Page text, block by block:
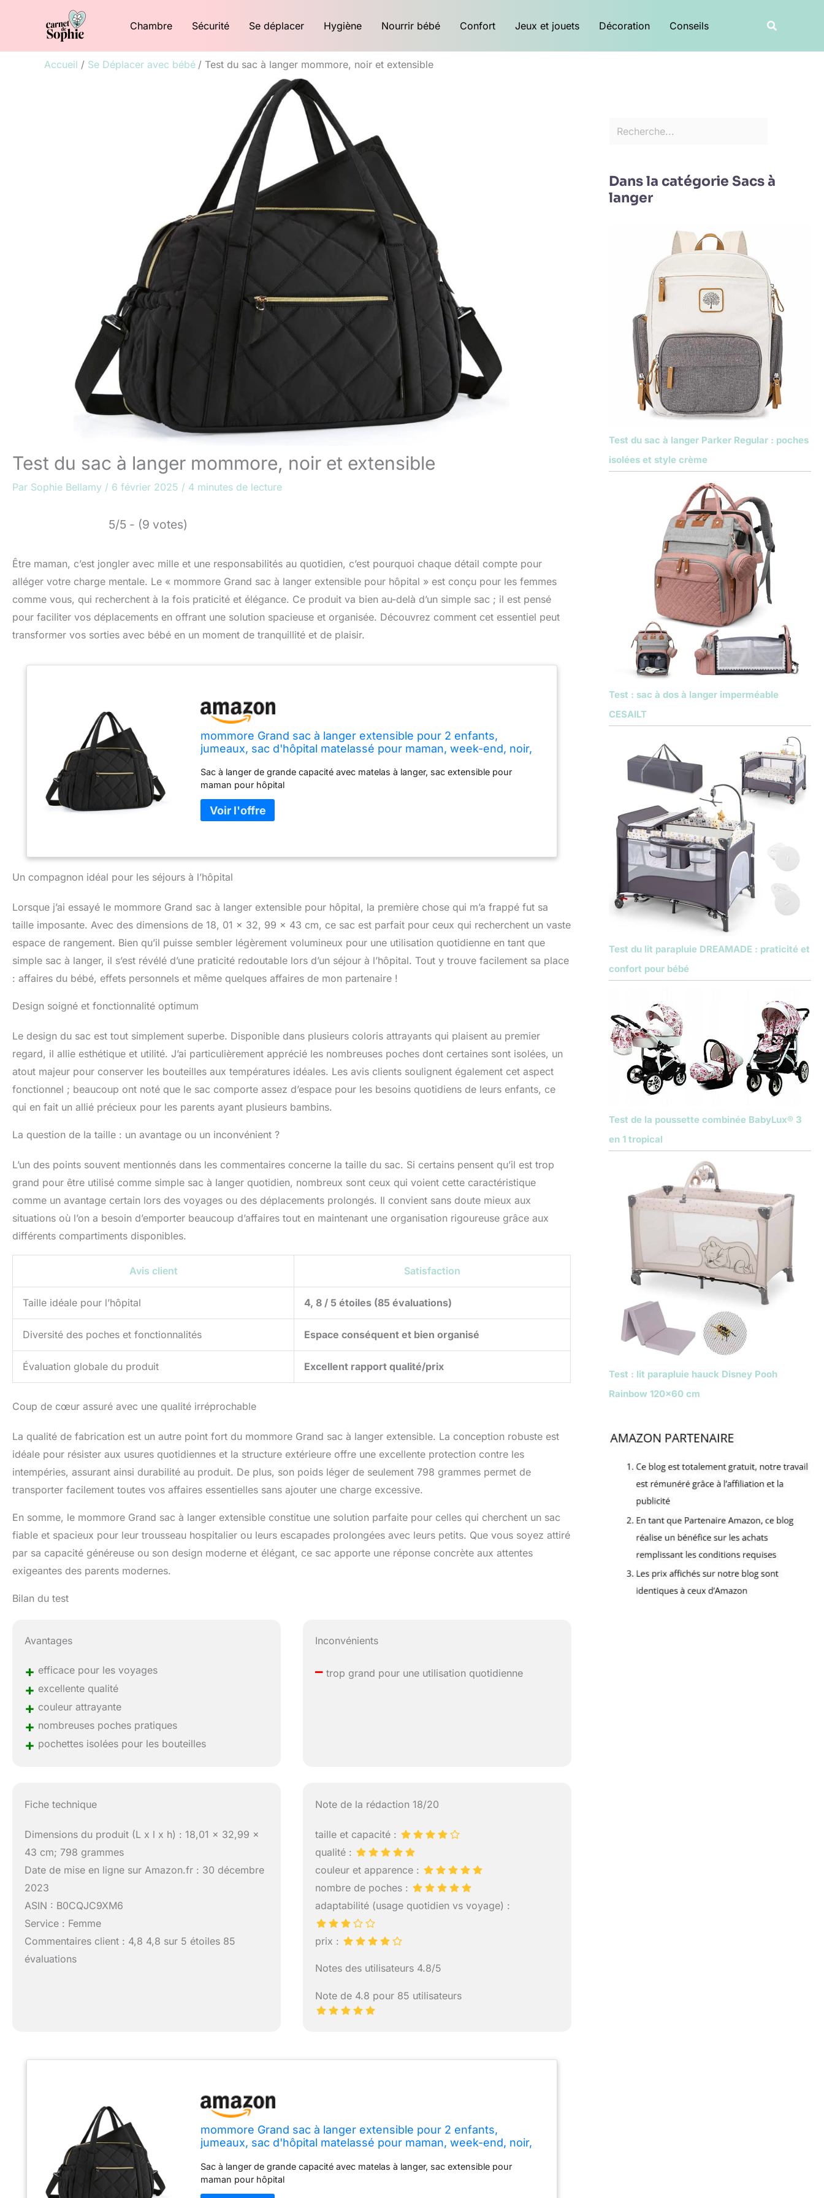
Chambre Sécurité Se déplacer Hygiène Nourrir bébé Confort Jeux et jouets Décoration Conseils
Accueil Se Déplacer avec bébé Test du sac à langer mommore, noir et extensible
Test du sac à langer mommore, noir et extensible
Par Sophie Bellamy / 6 février 2025 / 4 minutes de lecture
5/5 - (9 votes)
Être maman, c’est jongler avec mille et une responsabilités au quotidien, c’est pourquoi chaque détail compte pour
alléger votre charge mentale. Le « mommore Grand sac à langer extensible pour hôpital » est conçu pour les femmes
comme vous, qui recherchent à la fois praticité et élégance. Ce produit va bien au-delà d’un simple sac ; il est pensé
pour faciliter vos déplacements en offrant une solution spacieuse et organisée. Découvrez comment cet essentiel peut
transformer vos sorties avec bébé en un moment de tranquillité et de plaisir.
mommore Grand sac à langer extensible pour 2 enfants,
jumeaux, sac d'hôpital matelassé pour maman, week-end, noir,
Sac à langer de grande capacité avec matelas à langer, sac extensible pour
maman pour hôpital
Un compagnon idéal pour les séjours à l’hôpital
Lorsque j’ai essayé le mommore Grand sac à langer extensible pour hôpital, la première chose qui m’a frappé fut sa
taille imposante. Avec des dimensions de 18, 01 x 32, 99 x 43 cm, ce sac est parfait pour ceux qui recherchent un vaste
espace de rangement. Bien qu’il puisse sembler légèrement volumineux pour une utilisation quotidienne en tant que
simple sac à langer, il s’est révélé d’une praticité redoutable lors d’un séjour à l’hôpital. Tout y trouve facilement sa place
: affaires du bébé, effets personnels et même quelques affaires de mon partenaire !
Design soigné et fonctionnalité optimum
Le design du sac est tout simplement superbe. Disponible dans plusieurs coloris attrayants qui plaisent au premier
regard, il allie esthétique et utilité. J’ai particulièrement apprécié les nombreuses poches dont certaines sont isolées, un
atout majeur pour conserver les bouteilles aux températures idéales. Les avis clients soulignent également cet aspect
fonctionnel ; beaucoup ont noté que le sac comporte assez d’espace pour les besoins quotidiens de leurs enfants, ce
qui en fait un allié précieux pour les parents ayant plusieurs bambins.
La question de la taille : un avantage ou un inconvénient ?
L’un des points souvent mentionnés dans les commentaires concerne la taille du sac. Si certains pensent qu’il est trop
grand pour être utilisé comme simple sac à langer quotidien, nombreux sont ceux qui voient cette caractéristique
comme un avantage certain lors des voyages ou des déplacements prolongés. Il convient sans doute mieux aux
situations où l’on a besoin d’emporter beaucoup d’affaires tout en maintenant une organisation rigoureuse grâce aux
différents compartiments disponibles.
Avis client Satisfaction
Taille idéale pour l’hôpital 4, 8 / 5 étoiles (85 évaluations)
Diversité des poches et fonctionnalités Espace conséquent et bien organisé
Évaluation globale du produit Excellent rapport qualité/prix
Coup de cœur assuré avec une qualité irréprochable
La qualité de fabrication est un autre point fort du mommore Grand sac à langer extensible. La conception robuste est
idéale pour résister aux usures quotidiennes et la structure extérieure offre une excellente protection contre les
intempéries, assurant ainsi durabilité au produit. De plus, son poids léger de seulement 798 grammes permet de
transporter facilement toutes vos affaires essentielles sans ajouter une charge excessive.
En somme, le mommore Grand sac à langer extensible constitue une solution parfaite pour celles qui cherchent un sac
fiable et spacieux pour leur trousseau hospitalier ou leurs escapades prolongées avec leurs petits. Que vous soyez attiré
par sa capacité généreuse ou son design moderne et élégant, ce sac apporte une réponse concrète aux attentes
exigeantes des parents modernes.
Bilan du test
Avantages
+ efficace pour les voyages
+ excellente qualité
+ couleur attrayante
+ nombreuses poches pratiques
+ pochettes isolées pour les bouteilles
Inconvénients
– trop grand pour une utilisation quotidienne
Fiche technique
Dimensions du produit (L x l x h) : 18,01 x 32,99 x
43 cm; 798 grammes
Date de mise en ligne sur Amazon.fr : 30 décembre
2023
ASIN : B0CQJC9XM6
Service : Femme
Commentaires client : 4,8 4,8 sur 5 étoiles 85
évaluations
Note de la rédaction 18/20
taille et capacité :
qualité :
couleur et apparence :
nombre de poches :
adaptabilité (usage quotidien vs voyage) :
prix :
Notes des utilisateurs 4.8/5
Note de 4.8 pour 85 utilisateurs
mommore Grand sac à langer extensible pour 2 enfants,
jumeaux, sac d'hôpital matelassé pour maman, week-end, noir,
Sac à langer de grande capacité avec matelas à langer, sac extensible pour
maman pour hôpital
e
c
rDans la catégorie Sacs à
langer
Test du sac à langer Parker Regular : poches
isolées et style crème
Test : sac à dos à langer imperméable
CESAILT
Test du lit parapluie DREAMADE : praticité et
confort pour bébé
Test de la poussette combinée BabyLux® 3
en 1 tropical
Test : lit parapluie hauck Disney Pooh
Rainbow 120×60 cm